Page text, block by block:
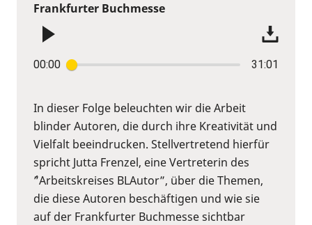
Frankfurter Buchmesse
00:00 31:01
In dieser Folge beleuchten wir die Arbeit
blinder Autoren, die durch ihre Kreativität und
Vielfalt beeindrucken. Stellvertretend hierfür
spricht Jutta Frenzel, eine Vertreterin des
´”Arbeitskreises BLAutor”, über die Themen,
die diese Autoren beschäftigen und wie sie
auf der Frankfurter Buchmesse sichtbar